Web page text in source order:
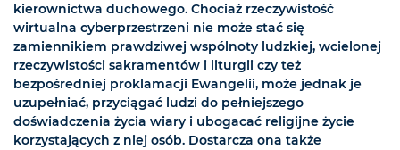
kierownictwa duchowego. Chociaż rzeczywistość
wirtualna cyberprzestrzeni nie może stać się
zamiennikiem prawdziwej wspólnoty ludzkiej, wcielonej
rzeczywistości sakramentów i liturgii czy też
bezpośredniej proklamacji Ewangelii, może jednak je
uzupełniać, przyciągać ludzi do pełniejszego
doświadczenia życia wiary i ubogacać religijne życie
korzystających z niej osób. Dostarcza ona także